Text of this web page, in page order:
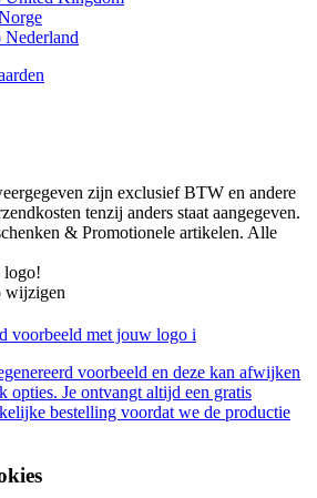
zijn exclusief BTW en andere
tenzij anders staat aangegeven.
& Promotionele artikelen. Alle
logo!
wijzigen
voorbeeld met jouw logo i
voorbeeld en deze kan afwijken
opties. Je ontvangt altijd een gratis
bestelling voordat we de productie